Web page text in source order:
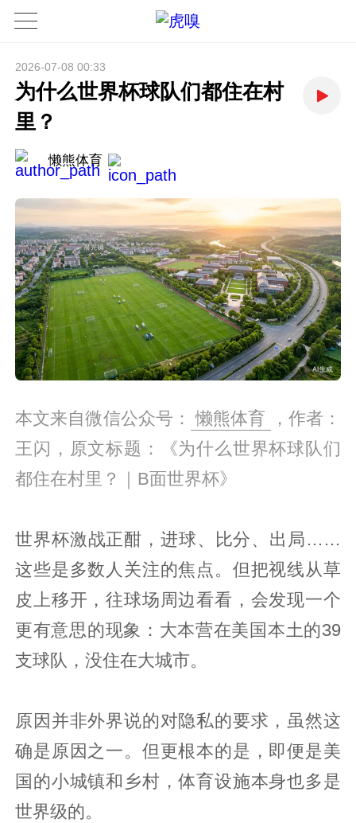
2026-07-08 00:33
为什么世界杯球队们都住在村
里？
懒熊体育
本文来自微信公众号： 懒熊体育
，作者：
王闪，原文标题：《为什么世界杯球队们
都住在村里？｜B面世界杯》
世界杯激战正酣，进球、比分、出局……
这些是多数人关注的焦点。但把视线从草
皮上移开，往球场周边看看，会发现一个
更有意思的现象：大本营在美国本土的39
支球队，没住在大城市。
原因并非外界说的对隐私的要求，虽然这
确是原因之一。但更根本的是，即便是美
国的小城镇和乡村，体育设施本身也多是
世界级的。